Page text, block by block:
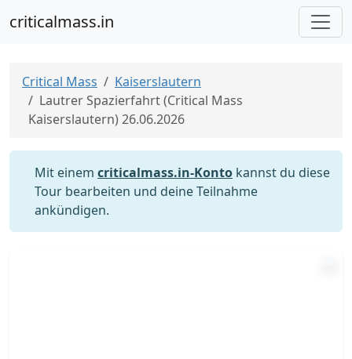
criticalmass.in
Critical Mass
Kaiserslautern
Lautrer Spazierfahrt (Critical Mass
Kaiserslautern) 26.06.2026
Mit einem criticalmass.in-Konto kannst du diese
Tour bearbeiten und deine Teilnahme
ankündigen.